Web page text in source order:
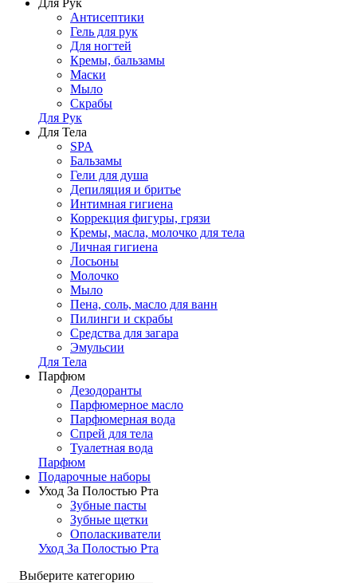
Для Рук
Антисептики
Гель для рук
Для ногтей
Кремы, бальзамы
Маски
Мыло
Скрабы
Для Рук
Для Тела
SPA
Бальзамы
Гели для душа
Депиляция и бритье
Интимная гигиена
Коррекция фигуры, грязи
Кремы, масла, молочко для тела
Личная гигиена
Лосьоны
Молочко
Мыло
Пена, соль, масло для ванн
Пилинги и скрабы
Средства для загара
Эмульсии
Для Тела
Парфюм
Дезодоранты
Парфюмерное масло
Парфюмерная вода
Спрей для тела
Туалетная вода
Парфюм
Подарочные наборы
Уход За Полостью Рта
Зубные пасты
Зубные щетки
Ополаскиватели
Уход За Полостью Рта
Выберите категорию